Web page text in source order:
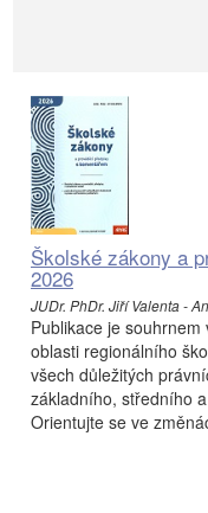
Školské zákony a
2026
JUDr. PhDr. Jiří Valenta -
Publikace je
oblasti regionálního
všech důležitých
základního, středního
Orientujte se ve